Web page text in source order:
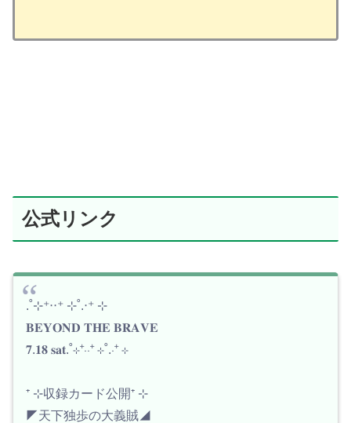
公式リンク
.˚⊹⁺‧‧⁺ ⊹˚.‧⁺ ⊹
𝐁𝐄𝐘𝐎𝐍𝐃 𝐓𝐇𝐄 𝐁𝐑𝐀𝐕𝐄
𝟕.𝟏𝟖 𝐬𝐚𝐭.˚⊹⁺‧‧⁺ ⊹˚.‧⁺ ⊹
⁺ ⊹収録カード公開⁺ ⊹
◤天下独歩の大義賊◢